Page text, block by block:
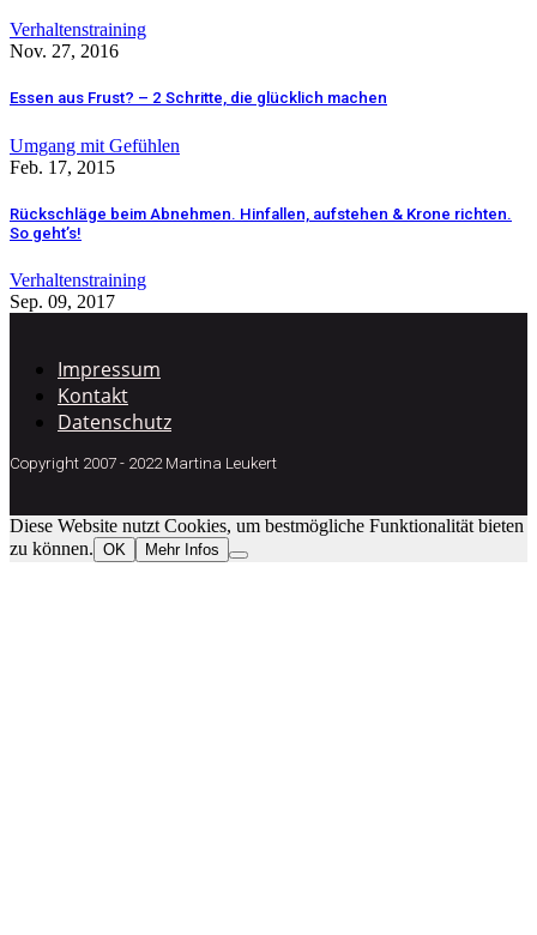
Verhaltenstraining
Nov. 27, 2016
Essen aus Frust? – 2 Schritte, die glücklich machen
Umgang mit Gefühlen
Feb. 17, 2015
Rückschläge beim Abnehmen. Hinfallen, aufstehen & Krone richten.
So geht’s!
Verhaltenstraining
Sep. 09, 2017
Impressum
Kontakt
Datenschutz
Copyright 2007 - 2022 Martina Leukert
Diese Website nutzt Cookies, um bestmögliche Funktionalität bieten
zu können. OK Mehr Infos